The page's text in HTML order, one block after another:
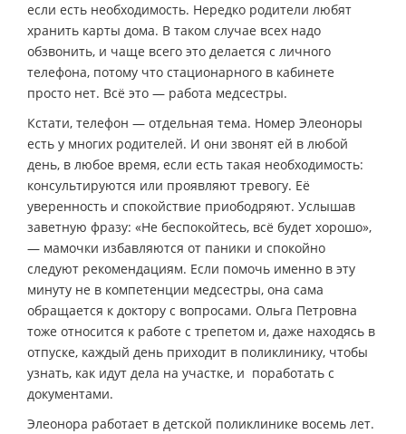
если есть необходимость. Нередко родители любят
хранить карты дома. В таком случае всех надо
обзвонить, и чаще всего это делается с личного
телефона, потому что стационарного в кабинете
просто нет. Всё это — работа медсестры.
Кстати, телефон — отдельная тема. Номер Элеоноры
есть у многих родителей. И они звонят ей в любой
день, в любое время, если есть такая необходимость:
консультируются или проявляют тревогу. Её
уверенность и спокойствие приободряют. Услышав
заветную фразу: «Не беспокойтесь, всё будет хорошо»,
— мамочки избавляются от паники и спокойно
следуют рекомендациям. Если помочь именно в эту
минуту не в компетенции медсестры, она сама
обращается к доктору с вопросами. Ольга Петровна
тоже относится к работе с трепетом и, даже находясь в
отпуске, каждый день приходит в поликлинику, чтобы
узнать, как идут дела на участке, и поработать с
документами.
Элеонора работает в детской поликлинике восемь лет.